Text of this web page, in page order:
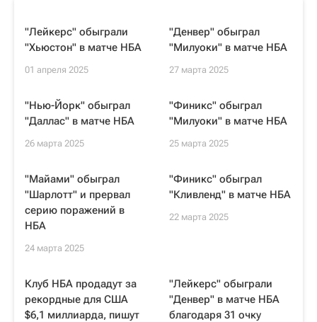
"Лейкерс" обыграли
"Хьюстон" в матче НБА
01 апреля 2025
"Денвер" обыграл
"Милуоки" в матче НБА
27 марта 2025
"Нью-Йорк" обыграл
"Даллас" в матче НБА
26 марта 2025
"Финикс" обыграл
"Милуоки" в матче НБА
25 марта 2025
"Майами" обыграл
"Шарлотт" и прервал
серию поражений в
НБА
24 марта 2025
"Финикс" обыграл
"Кливленд" в матче НБА
22 марта 2025
Клуб НБА продадут за
рекордные для США
$6,1 миллиарда, пишут
"Лейкерс" обыграли
"Денвер" в матче НБА
благодаря 31 очку